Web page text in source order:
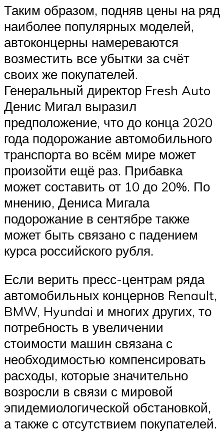
Таким образом, подняв цены на ряд
наиболее популярных моделей,
автоконцерны намереваются
возместить все убытки за счёт
своих же покупателей.
Генеральный директор Fresh Auto
Денис Мигал выразил
предположение, что до конца 2020
года подорожание автомобильного
транспорта во всём мире может
произойти ещё раз. Прибавка
может составить от 10 до 20%. По
мнению, Дениса Мигала
подорожание в сентябре также
может быть связано с падением
курса российского рубля.
Если верить пресс-центрам ряда
автомобильных концернов Renault,
BMW, Hyundai и многих других, то
потребность в увеличении
стоимости машин связана с
необходимостью компенсировать
расходы, которые значительно
возросли в связи с мировой
эпидемиологической обстановкой,
а также с отсутствием покупателей.